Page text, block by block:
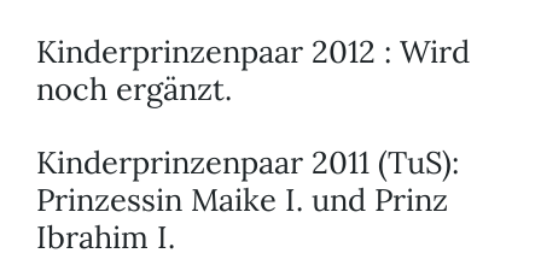
Kinderprinzenpaar 2012 : Wird
noch ergänzt.
Kinderprinzenpaar 2011 (TuS):
Prinzessin Maike I. und Prinz
Ibrahim I.